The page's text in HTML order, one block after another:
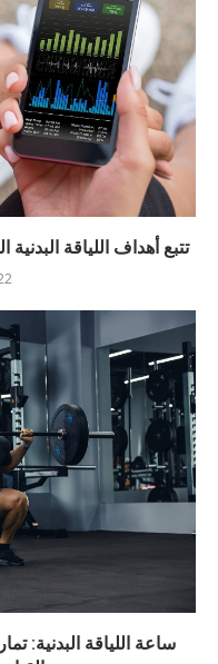
تتبع أهداف اللياقة
ساعة اللياقة البدنية: